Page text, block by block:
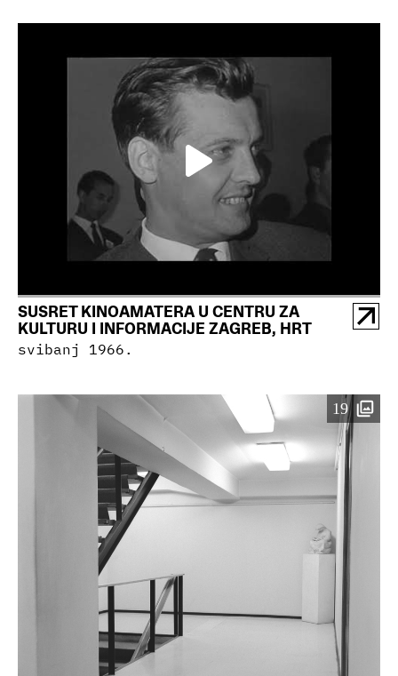
SUSRET KINOAMATERA U CENTRU ZA
KULTURU I INFORMACIJE ZAGREB, HRT
svibanj 1966.
19